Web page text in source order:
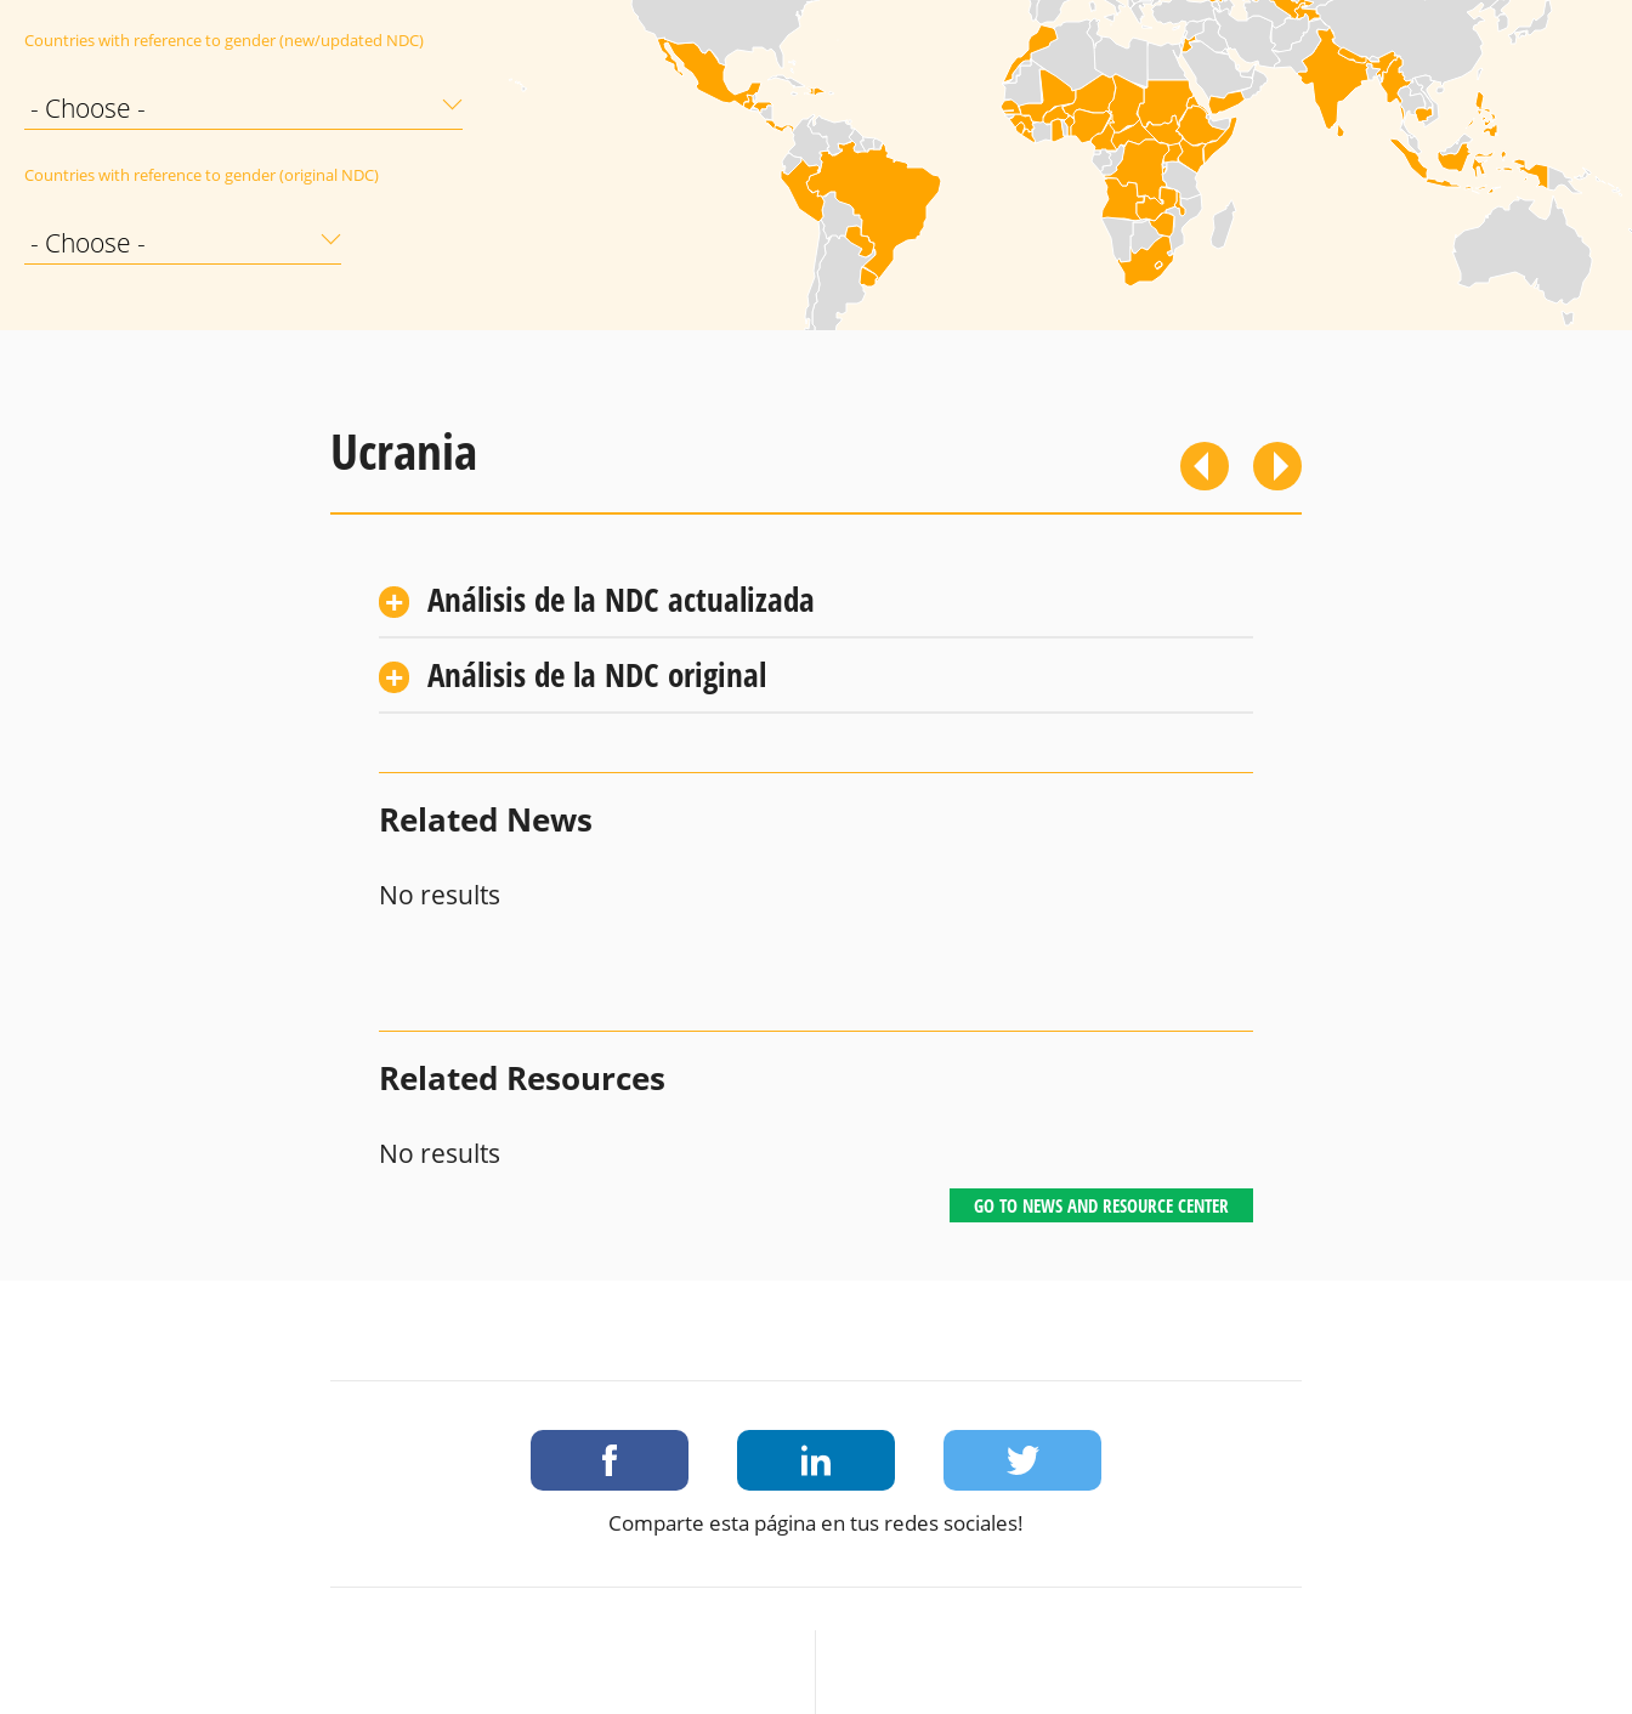
Countries with reference to gender (new/updated NDC)
- Choose -
Countries with reference to gender (original NDC)
- Choose -
Ucrania
Análisis de la NDC actualizada
Análisis de la NDC original
Related News
No results
Related Resources
No results
GO TO NEWS AND RESOURCE CENTER
Comparte esta página en tus redes sociales!